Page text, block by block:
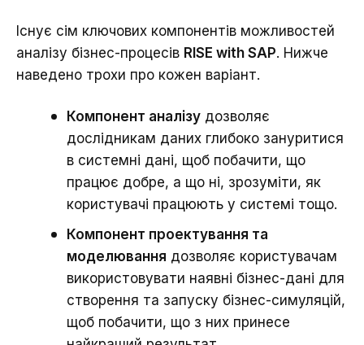
Існує сім ключових компонентів можливостей
аналізу бізнес-процесів RISE with SAP. Нижче
наведено трохи про кожен варіант.
Компонент аналізу дозволяє
дослідникам даних глибоко зануритися
в системні дані, щоб побачити, що
працює добре, а що ні, зрозуміти, як
користувачі працюють у системі тощо.
Компонент проектування та
моделювання дозволяє користувачам
використовувати наявні бізнес-дані для
створення та запуску бізнес-симуляцій,
щоб побачити, що з них принесе